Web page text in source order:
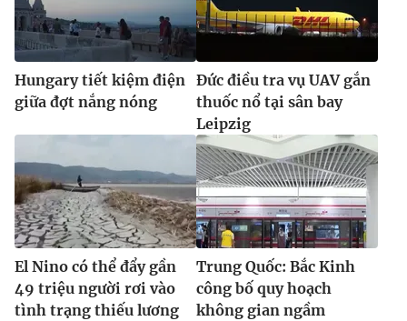
Hungary tiết kiệm điện
giữa đợt nắng nóng
Đức điều tra vụ UAV gắn
thuốc nổ tại sân bay
Leipzig
El Nino có thể đẩy gần
49 triệu người rơi vào
tình trạng thiếu lương
Trung Quốc: Bắc Kinh
công bố quy hoạch
không gian ngầm